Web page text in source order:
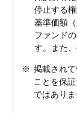
停止する
基準価額
ファンド
す。また
掲載され
ことを保
ではありま